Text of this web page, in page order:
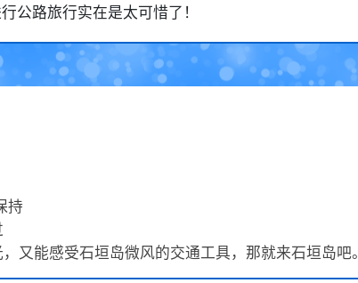
公路旅行实在是太可惜了！
持
又能感受石垣岛微风的交通工具，那就来石垣岛吧。